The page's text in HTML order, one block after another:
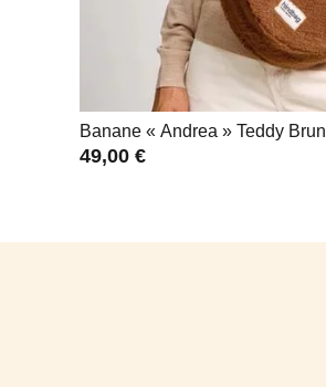
Banane « Andrea » Teddy Brun
49,00 €